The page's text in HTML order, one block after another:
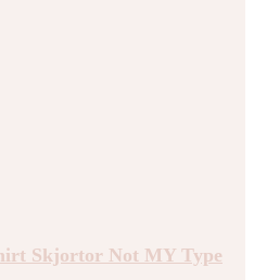
Skjortor Not MY Type